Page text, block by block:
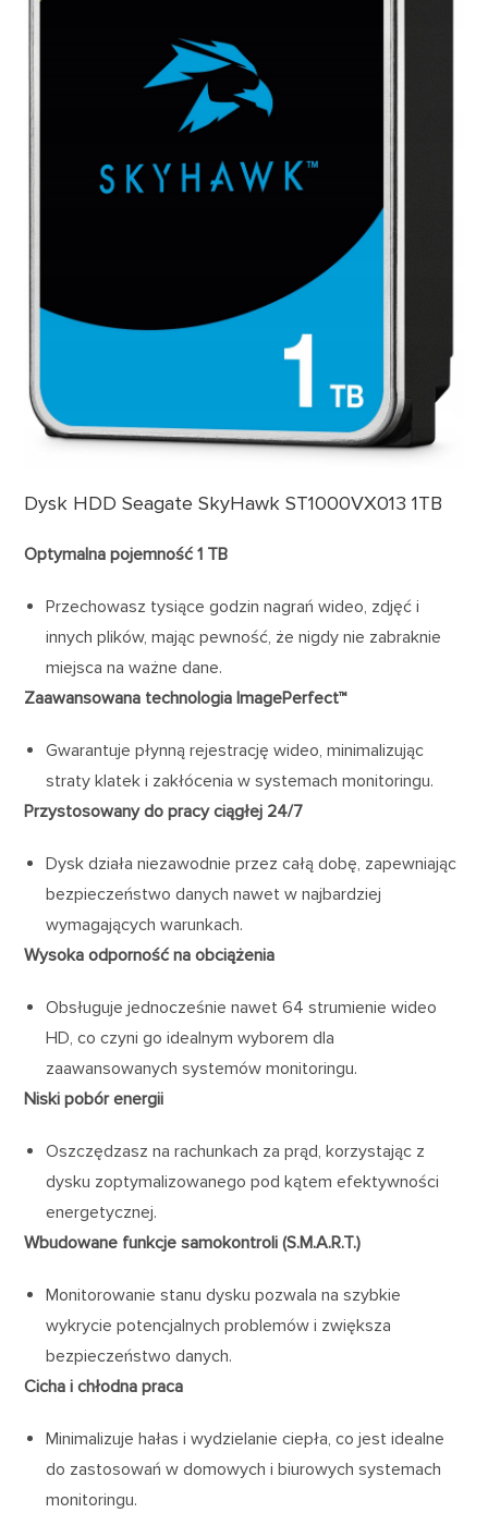
Dysk HDD Seagate SkyHawk ST1000VX013 1TB
Optymalna pojemność 1 TB
Przechowasz tysiące godzin nagrań wideo, zdjęć i
innych plików, mając pewność, że nigdy nie zabraknie
miejsca na ważne dane.
Zaawansowana technologia ImagePerfect™
Gwarantuje płynną rejestrację wideo, minimalizując
straty klatek i zakłócenia w systemach monitoringu.
Przystosowany do pracy ciągłej 24/7
Dysk działa niezawodnie przez całą dobę, zapewniając
bezpieczeństwo danych nawet w najbardziej
wymagających warunkach.
Wysoka odporność na obciążenia
Obsługuje jednocześnie nawet 64 strumienie wideo
HD, co czyni go idealnym wyborem dla
zaawansowanych systemów monitoringu.
Niski pobór energii
Oszczędzasz na rachunkach za prąd, korzystając z
dysku zoptymalizowanego pod kątem efektywności
energetycznej.
Wbudowane funkcje samokontroli (S.M.A.R.T.)
Monitorowanie stanu dysku pozwala na szybkie
wykrycie potencjalnych problemów i zwiększa
bezpieczeństwo danych.
Cicha i chłodna praca
Minimalizuje hałas i wydzielanie ciepła, co jest idealne
do zastosowań w domowych i biurowych systemach
monitoringu.